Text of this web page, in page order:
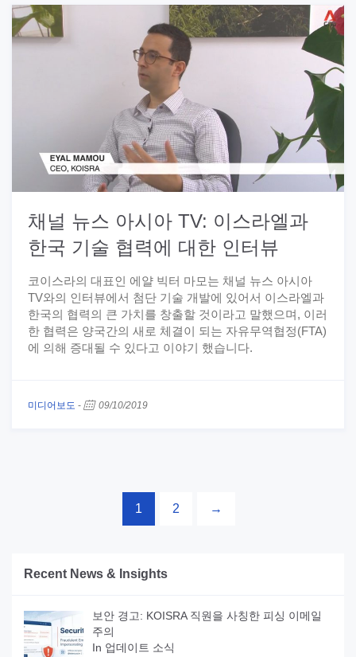
채널 뉴스 아시아 TV: 이스라엘과
한국 기술 협력에 대한 인터뷰
코이스라의 대표인 에얄 빅터 마모는 채널 뉴스 아시아
TV와의 인터뷰에서 첨단 기술 개발에 있어서 이스라엘과
한국의 협력의 큰 가치를 창출할 것이라고 말했으며, 이러
한 협력은 양국간의 새로 체결이 되는 자유무역협정(FTA)
에 의해 증대될 수 있다고 이야기 했습니다.
미디어보도 - 09/10/2019
1 2 →
Recent News & Insights
보안 경고: KOISRA 직원을 사칭한 피싱 이메일
주의
In 업데이트 소식